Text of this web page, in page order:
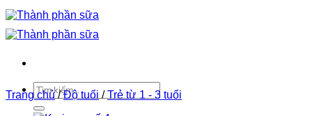
Bỏ
qua
nội
Tìm
kiếm:
Trang chủ / Độ tuổi / Trẻ từ 1 - 3 tuổi